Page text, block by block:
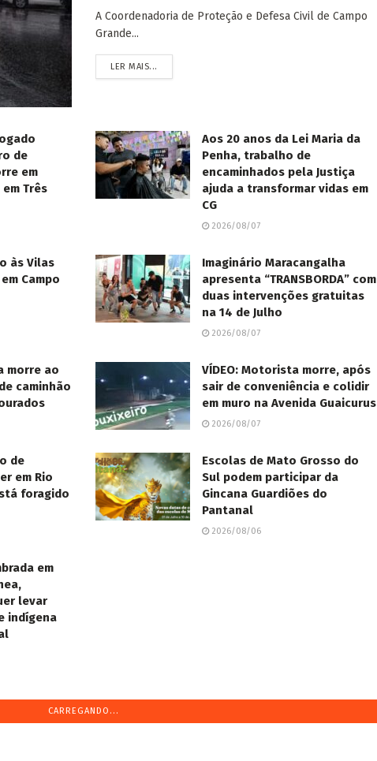
A Coordenadoria de Proteção e Defesa Civil de Campo
Grande...
LER MAIS...
de
em
Três
Aos 20 anos da Lei Maria da
Penha, trabalho de
encaminhados pela Justiça
ajuda a transformar vidas em
CG
2026/08/07
às Vilas
Campo
Imaginário Maracangalha
apresenta “TRANSBORDA” com
duas intervenções gratuitas
na 14 de Julho
2026/08/07
morre ao
caminhão
VÍDEO: Motorista morre, após
sair de conveniência e colidir
em muro na Avenida Guaicurus
2026/08/07
de
em Rio
foragido
Escolas de Mato Grosso do
Sul podem participar da
Gincana Guardiões do
Pantanal
2026/08/06
em
levar
indígena
CARREGANDO...